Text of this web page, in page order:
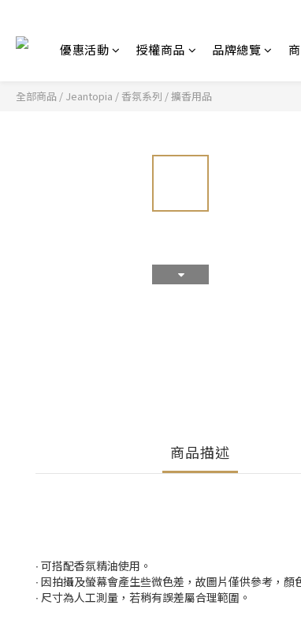
優惠活動 授權商品 品牌總覽
全部商品 / Jeantopia / 香氛系列 /擴香用品
商品描述
∙ 可搭配香氛精油使用。
∙ 因拍攝及螢幕會產生些微色差，故圖片僅供參考，顏
∙ 尺寸為人工測量，若稍有誤差屬合理範圍。